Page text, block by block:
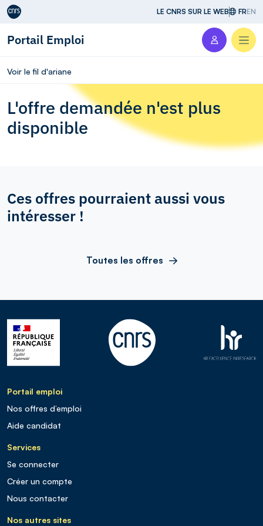
Aller au contenu LE CNRS SUR LE WEB FREN
Portail Emploi
Voir le fil d'ariane
L'offre demandée n'est plus
disponible
Ces offres pourraient aussi vous
intéresser !
Toutes les offres
Portail emploi
Nos offres d’emploi
Aide candidat
Services
Se connecter
Créer un compte
Nous contacter
Nos autres sites